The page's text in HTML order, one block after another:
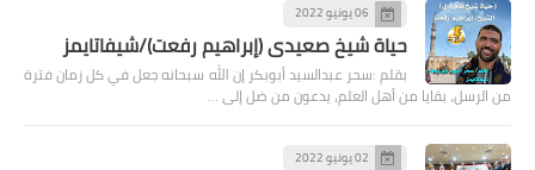
06 يونيو 2022
حياة شيخ صعيدى (إبراهيم رفعت)/شيفاتايمز
بقلم :سحر عبدالسيد أبوبكر إن الله سبحانه جعل في كل زمان فترة
من الرسل، بقايا من أهل العلم، يدعون من ضل إلى …
02 يونيو 2022